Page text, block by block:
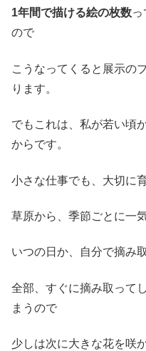
1年間で描ける絵の枚数
ので
こうなってくると展示の
ります。
でもこれは、私が若い頃
からです。
小さな仕事でも、大切に
草原から、季節ごとに一
いつの日か、自分で摘み
全部、すぐに摘み取って
まうので
少しは次に大きな花を咲